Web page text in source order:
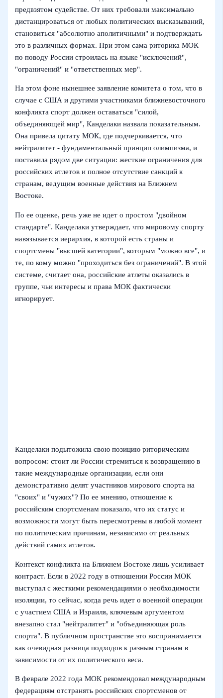
предвзятом судействе. От них требовали максимально
дистанцироваться от любых политических высказываний,
становиться "абсолютно аполитичными" и подтверждать
это в различных формах. При этом сама риторика МОК
по поводу России строилась на языке "исключений",
"ограничений" и "ответственных мер".
На этом фоне нынешнее заявление комитета о том, что в
случае с США и другими участниками ближневосточного
конфликта спорт должен оставаться "силой,
объединяющей мир", Канделаки назвала показательным.
Она привела цитату МОК, где подчеркивается, что
нейтралитет - фундаментальный принцип олимпизма, и
поставила рядом две ситуации: жесткие ограничения для
российских атлетов и полное отсутствие санкций к
странам, ведущим военные действия на Ближнем
Востоке.
По ее оценке, речь уже не идет о простом "двойном
стандарте". Канделаки утверждает, что мировому спорту
навязывается иерархия, в которой есть страны и
спортсмены "высшей категории", которым "можно все", и
те, по кому можно "проходиться без ограничений". В этой
системе, считает она, российские атлеты оказались в
группе, чьи интересы и права МОК фактически
игнорирует.
Канделаки подытожила свою позицию риторическим
вопросом: стоит ли России стремиться к возвращению в
такие международные организации, если они
демонстративно делят участников мирового спорта на
"своих" и "чужих"? По ее мнению, отношение к
российским спортсменам показало, что их статус и
возможности могут быть пересмотрены в любой момент
по политическим причинам, независимо от реальных
действий самих атлетов.
Контекст конфликта на Ближнем Востоке лишь усиливает
контраст. Если в 2022 году в отношении России МОК
выступал с жесткими рекомендациями о необходимости
изоляции, то сейчас, когда речь идет о военной операции
с участием США и Израиля, ключевым аргументом
внезапно стал "нейтралитет" и "объединяющая роль
спорта". В публичном пространстве это воспринимается
как очевидная разница подходов к разным странам в
зависимости от их политического веса.
В феврале 2022 года МОК рекомендовал международным
федерациям отстранять российских спортсменов от